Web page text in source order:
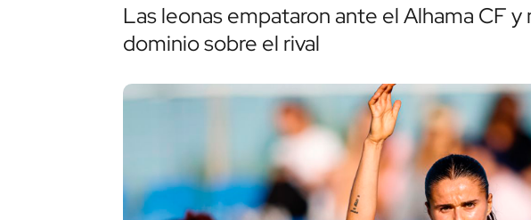
Las leonas empataron ante el Alhama CF
dominio sobre el rival